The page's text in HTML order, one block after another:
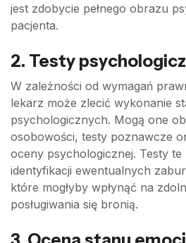
jest zdobycie pełnego obrazu
pacjenta.
2. Testy
W zależności od wymagań
lekarz może zlecić wykonanie
psychologicznych. Mogą one
osobowości, testy poznawcze
oceny psychologicznej. Testy te
identyfikacji ewentualnych
które mogłyby wpłynąć na
posługiwania się bronią.